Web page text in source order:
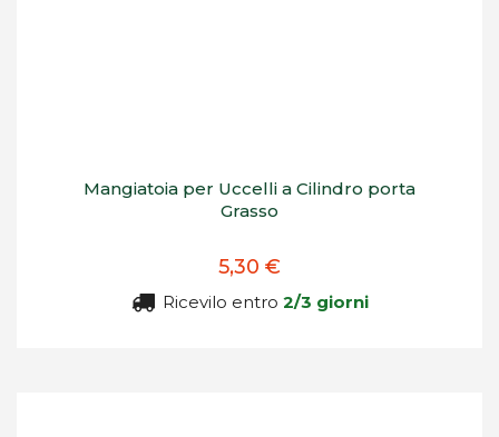
Mangiatoia per Uccelli a Cilindro porta
Grasso
5,30 €
Ricevilo entro 2/3 giorni